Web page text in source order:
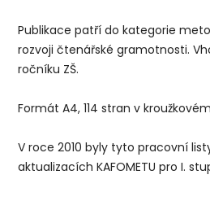
Publikace patří do kategorie
rozvoji čtenářské gramotnosti.
ročníku ZŠ.
Formát A4, 114 stran v
V roce 2010 byly tyto pracovní
aktualizacích KAFOMETU pro I.